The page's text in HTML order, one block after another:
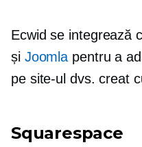
Ecwid se integrează
și Joomla pentru a
pe site-ul dvs. creat
Squarespace